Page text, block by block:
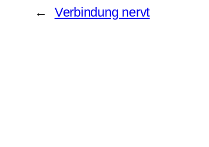
← Verbindung nervt